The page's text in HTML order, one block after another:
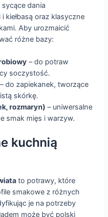
sycące dania
kiełbasą oraz klasyczne
Aby urozmaicić
różne bazy:
– do potraw
soczystość.
– do zapiekanek, tworzące
skórkę.
rozmaryn) – uniwersalne
smak mięs i warzyw.
kuchnią
to potrawy, które
smakowe z różnych
je na potrzeby
może być polski